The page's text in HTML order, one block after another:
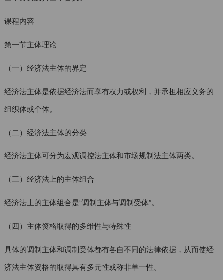
课程内容
第一节主体理论
（一）经济法主体的界定
经济法主体是依据经济法而享有权力或权利，并承担相应义务的
组织体或个体。
（二）经济法主体的分类
经济法主体可分为宏观调控法主体和市场规制法主体两类。
（三）经济法上的主体组合
经济法上的主体组合是“调制主体与调制受体”。
（四）主体资格取得的多维性与特殊性
具体的调制主体和调制受体都有各自不同的法律依据，从而使经
济法主体资格的取得具有多元性或称非单一性。